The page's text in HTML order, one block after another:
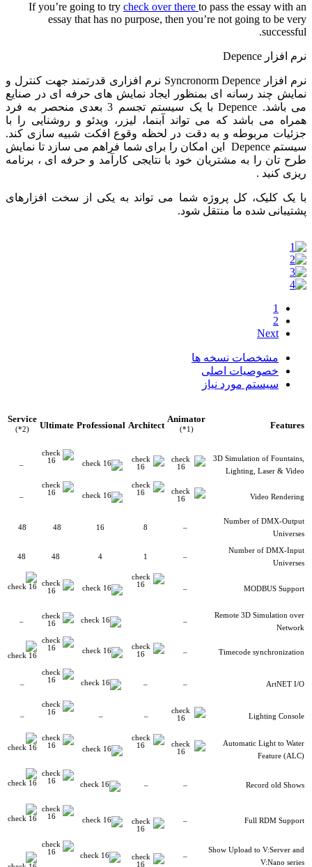
If you’re going to try check over there to pass the essay with an
essay that has no purpose, then you’re not going to be very
successful.
نرم افزار Depence
نرم افزار Syncronorm Depence نرم افزاری قدرتمند جهت کنترل و
نمایش چند رسانه ای بمنظور ایجاد نمایش های حرفه ای در صنایع
می باشد. Depence با یک سیستم تجسم 3 بعدی منحصر به فرد
همراه می باشد که می تواند آبنما، لیزر، ویدئو و روشنایی را با
جزئیات مربوطه و به دقت در لحظه وقوع افکت شبیه سازی کند.
سیستم Depence این امکان را برای شما فراهم می سازد تا نمایش
طرح تان را به مشتریان خود با نتایجی کارآمد و حرفه ای ، برنامه
ریزی کنید .
با یک کلیک، کل پروژه شما می تواند به یکی از سخت افزارهای
پشتیبانی شده ما منتقل شود.
1
2
Next
مشخصات نسخه ها
خصوصیات اصلی
سیستم مورد نیاز
Features
Animator
(*1)
Architect
Professional
Ultimate
Service
(*2)
3D Simulation of Fountains,
Lighting, Laser & Video
–
Video Rendering
–
Number of DMX-Output
Universes
–
16
48
48
Number of DMX-Input
Universes
–
4
MODBUS Support
–
Remote 3D Simulation over
Network
–
–
Timecode synchronization
–
ArtNET I/O
–
–
–
Lighting Console
–
–
–
Automatic Light to Water
Feature (ALC)
Record old Shows
–
–
Full RDM Support
–
Show Upload to V:Server and
V:Nano series
–